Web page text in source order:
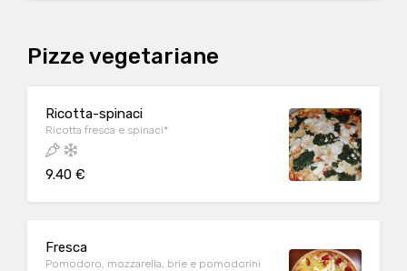
Pizze vegetariane
Ricotta-spinaci
Ricotta fresca e spinaci*
9.40 €
Fresca
Pomodoro, mozzarella, brie e pomodorini